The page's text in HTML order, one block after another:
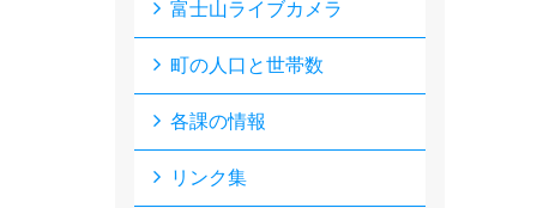
富士山ライブカメラ
町の人口と世帯数
各課の情報
リンク集